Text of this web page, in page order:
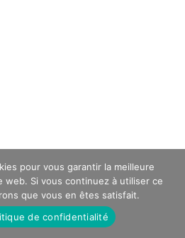
pour vous garantir la meilleure
Si vous continuez à utiliser ce
que vous en êtes satisfait.
de confidentialité